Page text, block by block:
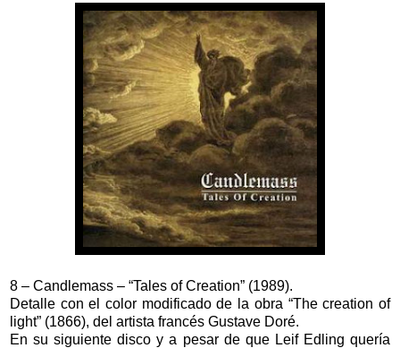
8 – Candlemass – “Tales of Creation” (1989).
Detalle con el color modificado de la obra “The creation of
light” (1866), del artista francés Gustave Doré.
En su siguiente disco y a pesar de que Leif Edling quería